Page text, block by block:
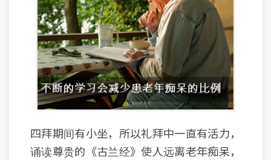
四拜期间有小坐，所以礼拜中一直有活力，
诵读尊贵的《古兰经》使人远离老年痴呆，